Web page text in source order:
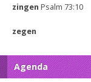
zingen Psalm 73:10
zegen
Agenda